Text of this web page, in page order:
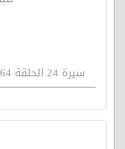
سيرة 24 الحلقة 64